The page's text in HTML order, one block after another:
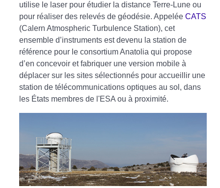
utilise le laser pour étudier la distance Terre-Lune ou
pour réaliser des relevés de géodésie. Appelée CATS
(Calern Atmospheric Turbulence Station), cet
ensemble d’instruments est devenu la station de
référence pour le consortium Anatolia qui propose
d’en concevoir et fabriquer une version mobile à
déplacer sur les sites sélectionnés pour accueillir une
station de télécommunications optiques au sol, dans
les États membres de l'ESA ou à proximité.